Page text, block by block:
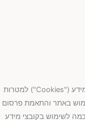
לידיעתך, באתר זה אנו עושים שימוש בקובצי מידע ("Cookies") למטרות
באתר והתאמת פרסום
לשימוש בקובצי מידע